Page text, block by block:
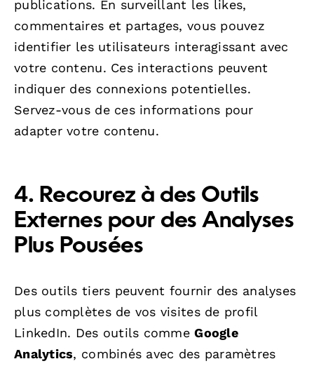
publications. En surveillant les likes,
commentaires et partages, vous pouvez
identifier les utilisateurs interagissant avec
votre contenu. Ces interactions peuvent
indiquer des connexions potentielles.
Servez-vous de ces informations pour
adapter votre contenu.
4. Recourez à des Outils
Externes pour des Analyses
Plus Pousées
Des outils tiers peuvent fournir des analyses
plus complètes de vos visites de profil
LinkedIn. Des outils commeGoogle
Analytics, combinés avec des paramètres